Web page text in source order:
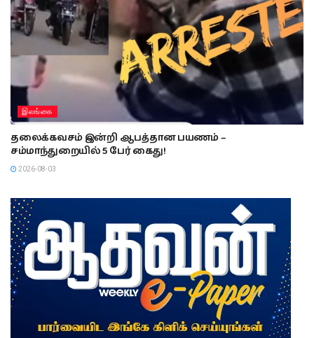
இலங்கை
தலைக்கவசம் இன்றி ஆபத்தான பயணம் –
சம்மாந்துறையில் 5 பேர் கைது!
2026-08-03